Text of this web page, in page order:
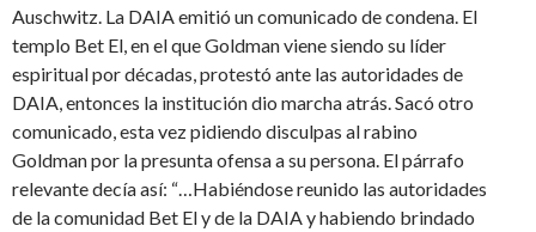
Auschwitz. La DAIA emitió un comunicado de condena. El
templo Bet El, en el que Goldman viene siendo su líder
espiritual por décadas, protestó ante las autoridades de
DAIA, entonces la institución dio marcha atrás. Sacó otro
comunicado, esta vez pidiendo disculpas al rabino
Goldman por la presunta ofensa a su persona. El párrafo
relevante decía así: “…Habiéndose reunido las autoridades
de la comunidad Bet El y de la DAIA y habiendo brindado